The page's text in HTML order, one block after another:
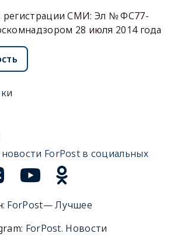
регистрации СМИ: Эл № ФС77-
28 июля 2014 года
ForPost в социальных
ForPost— Лучшее
ForPost. Новости